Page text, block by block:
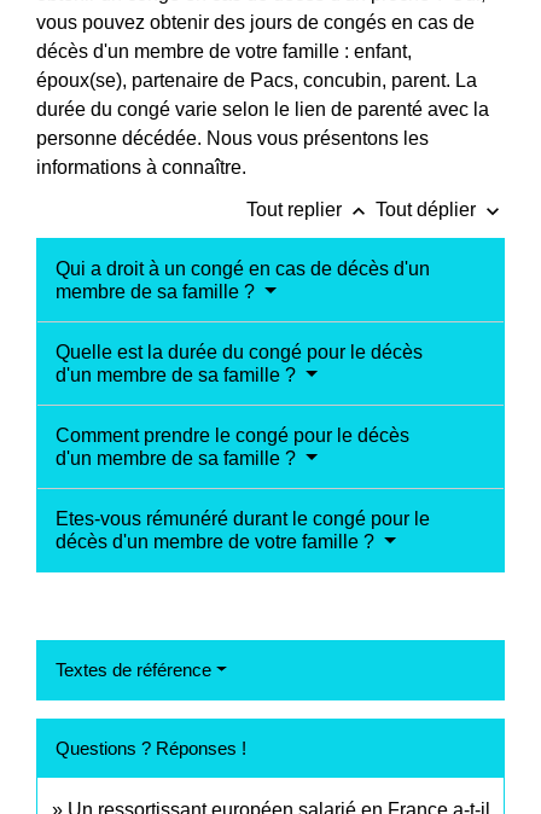
vous pouvez obtenir des jours de congés en cas de
décès d'un membre de votre famille : enfant,
époux(se), partenaire de Pacs, concubin, parent. La
durée du congé varie selon le lien de parenté avec la
personne décédée. Nous vous présentons les
informations à connaître.
Tout replier keyboard_arrow_up Tout déplier keyboard_arrow_down
Qui a droit à un congé en cas de décès d'un
membre de sa famille ?
Quelle est la durée du congé pour le décès
d'un membre de sa famille ?
Comment prendre le congé pour le décès
d'un membre de sa famille ?
Etes-vous rémunéré durant le congé pour le
décès d'un membre de votre famille ?
Textes de référence
Questions ? Réponses !
Un ressortissant européen salarié en France a-t-il